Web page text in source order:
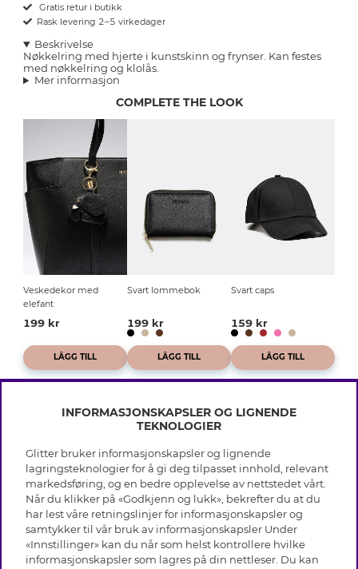
Gratis retur i butikk
Rask levering 2–5 virkedager
Beskrivelse
Nøkkelring med hjerte i kunstskinn og frynser. Kan festes
med nøkkelring og klolås.
Mer informasjon
COMPLETE THE LOOK
Veskedekor med
elefant
199 kr
LÄGG TILL
Svart lommebok
199 kr
LÄGG TILL
Svart caps
159 kr
LÄGG TILL
INFO
Vilkår
Personvern
Cookies
Medlemsvilkår
Jobb hos Glitter
OM GLITTER
Black Friday
Våre butikker
HJELP
INFORMASJONSKAPSLER OG LIGNENDE
TEKNOLOGIER
Glitter bruker informasjonskapsler og lignende
lagringsteknologier for å gi deg tilpasset innhold, relevant
markedsføring, og en bedre opplevelse av nettstedet vårt.
Når du klikker på «Godkjenn og lukk», bekrefter du at du
har lest våre retningslinjer for informasjonskapsler og
samtykker til vår bruk av informasjonskapsler Under
«Innstillinger» kan du når som helst kontrollere hvilke
informasjonskapsler som lagres på din nettleser. Du kan